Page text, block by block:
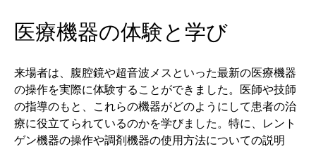
医療機器の体験と学び
来場者は、腹腔鏡や超音波メスといった最新の医療機器
の操作を実際に体験することができました。医師や技師
の指導のもと、これらの機器がどのようにして患者の治
療に役立てられているのかを学びました。特に、レント
ゲン機器の操作や調剤機器の使用方法についての説明